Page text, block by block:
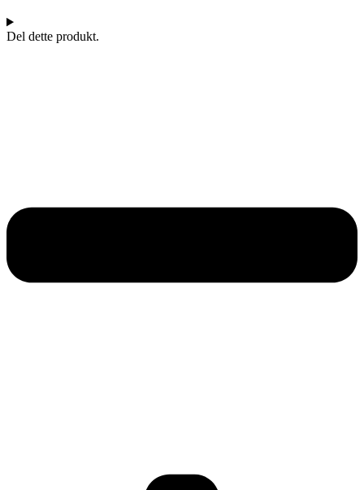
Del dette produkt.